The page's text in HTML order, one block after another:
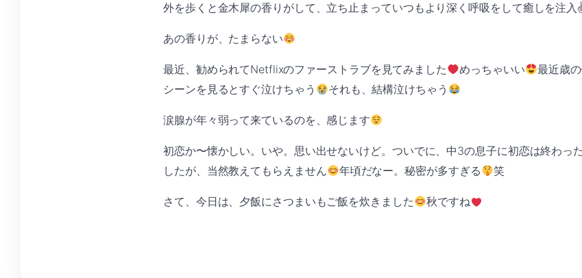
外を歩くと金木犀の香りがして、立ち止まっていつもより深く呼吸をして癒しを注入
あの香りが、たまらない
最近、勧められてNetflixのファーストラブを見てみました めっちゃいい
最近歳
シーンを見るとすぐ泣けちゃう
それも、結構泣けちゃう
涙腺が年々弱って来ているのを、感じます
初恋か〜懐かしい。いや。思い出せないけど。ついでに、中3の息子に初恋は終わっ
したが、当然教えてもらえません
年頃だなー。秘密が多すぎる 笑
さて、今日は、夕飯にさつまいもご飯を炊きました 秋ですね